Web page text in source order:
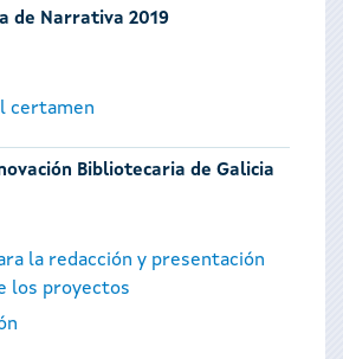
de Narrativa 2019
certamen
Bibliotecaria de Galicia
la redacción y presentación
los proyectos